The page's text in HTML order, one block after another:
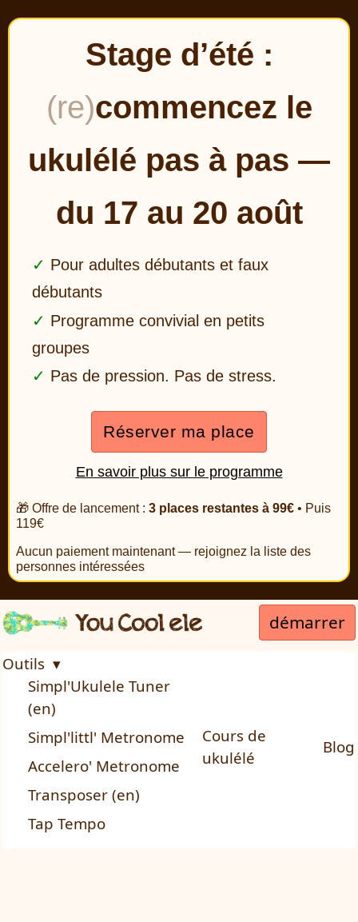
Stage d’été :
(re)commencez le
ukulélé pas à pas —
du 17 au 20 août
Pour adultes débutants et faux
débutants
Programme convivial en petits
groupes
Pas de pression. Pas de stress.
Réserver ma place
En savoir plus sur le programme
🎁 Offre de lancement :3 places restantes à 99€ • Puis
119€
Aucun paiement maintenant — rejoignez la liste des
personnes intéressées
Outils ▾
Simpl'Ukulele Tuner
(en)
Simpl'littl' Metronome
Accelero' Metronome
Transposer (en)
Tap Tempo
Cours de
ukulélé
Blog
démarrer